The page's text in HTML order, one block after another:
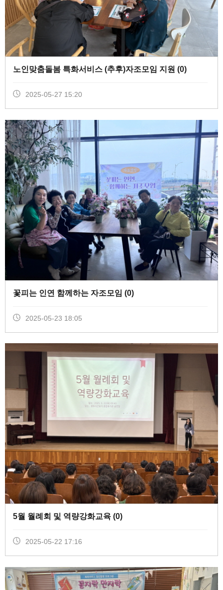
노인맞춤돌봄 특화서비스 (추후)자조모임 지원 (0)
2025-05-27 15:20
꽃피는 인연 함께하는 자조모임 (0)
2025-05-23 18:05
5월 월례회 및 역량강화교육 (0)
2025-05-22 17:16